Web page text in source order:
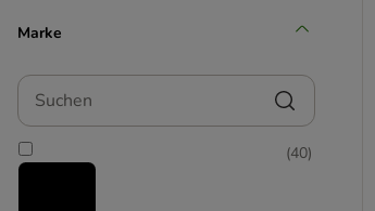
Kuscheltiere für Katzen
Katzenlaufrad
Katzenpools
Marke
Suchen
(40)